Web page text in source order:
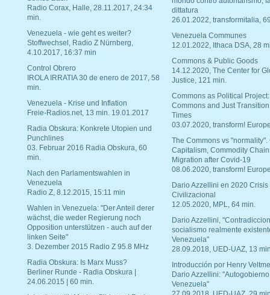
Radio Corax, Halle, 28.11.2017, 24:34
min.
Venezuela - wie geht es weiter?
Stoffwechsel, Radio Z Nürnberg,
4.10.2017, 16:37 min
Control Obrero
IROLA IRRATIA 30 de enero de 2017, 58
min.
Venezuela - Krise und Inflation
Freie-Radios.net, 13 min. 19.01.2017
Radia Obskura: Konkrete Utopien und
Punchlines
03. Februar 2016 Radia Obskura, 60
min.
Nach den Parlamentswahlen in
Venezuela
Radio Z, 8.12.2015, 15:11 min
Wahlen in Venezuela: "Der Anteil derer
wächst, die weder Regierung noch
Opposition unterstützen - auch auf der
linken Seite"
3. Dezember 2015 Radio Z 95.8 MHz
Radia Obskura: Is Marx Muss?
Berliner Runde - Radia Obskura |
24.06.2015 | 60 min.
dittatura
26.01.2022, transformitalia,
Venezuela Communes
12.01.2022, Ithaca DSA, 28
Commons & Public Goods
14.12.2020, The Center for
Justice, 121 min.
Commons as Political Project:
Commons and Just
Times
03.07.2020, transform!
The Commons vs "normality".
Capitalism, Commodity
Migration after Covid-19
08.06.2020, transform!
Dario Azzellini en 2020 Crisis
Civilizacional
12.05.2020, MPL, 64 min.
Dario Azzellini,
socialismo realmente
Venezuela"
28.09.2018, UED-UAZ, 13
Introducción por Henry
Dario Azzellini:
Venezuela"